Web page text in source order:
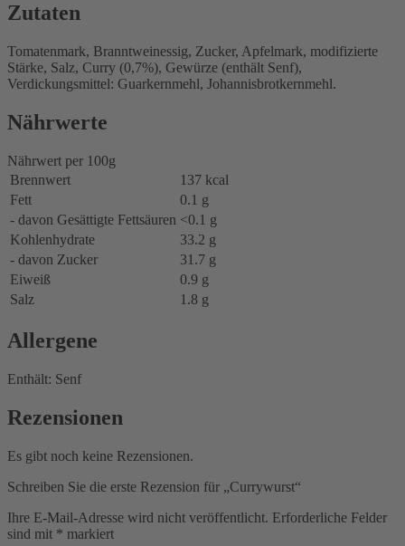
Zutaten
Tomatenmark, Branntweinessig, Zucker, Apfelmark, modifizierte
Stärke, Salz, Curry (0,7%), Gewürze (enthält Senf),
Verdickungsmittel: Guarkernmehl, Johannisbrotkernmehl.
Nährwerte
Nährwert per 100g
Brennwert
137 kcal
Fett
0.1 g
- davon Gesättigte Fettsäuren <0.1 g
Kohlenhydrate
33.2 g
- davon Zucker
31.7 g
Eiweiß
0.9 g
Salz
1.8 g
Allergene
Enthält: Senf
Rezensionen
Es gibt noch keine Rezensionen.
Schreiben Sie die erste Rezension für „Currywurst“
Ihre E-Mail-Adresse wird nicht veröffentlicht. Erforderliche Felder
sind mit * markiert